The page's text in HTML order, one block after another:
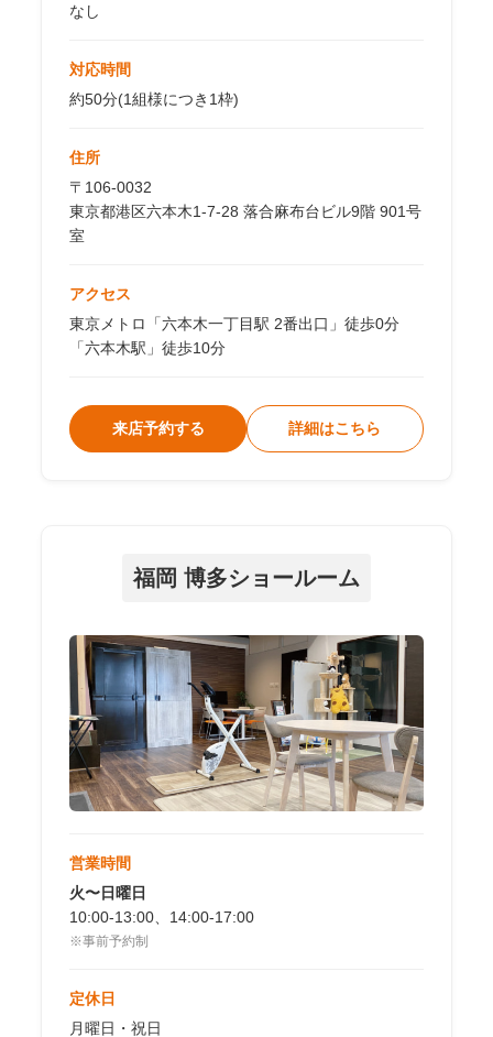
なし
対応時間
約50分(1組様につき1枠)
住所
〒106-0032
東京都港区六本木1-7-28 落合麻布台ビル9階 901号
室
アクセス
東京メトロ「六本木一丁目駅 2番出口」徒歩0分
「六本木駅」徒歩10分
来店予約する 詳細はこちら
福岡 博多ショールーム
営業時間
火〜日曜日
10:00-13:00、14:00-17:00
※事前予約制
定休日
月曜日・祝日